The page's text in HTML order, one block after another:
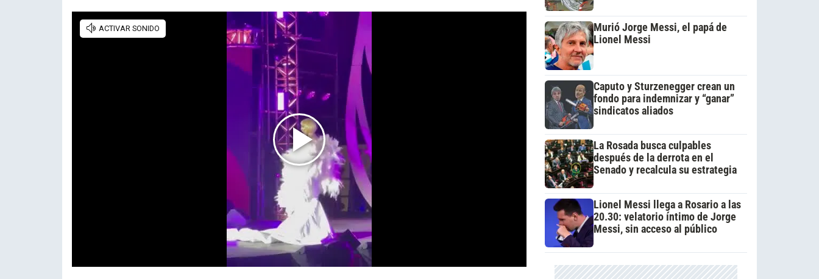
Murió Jorge Messi, el papá de
Lionel Messi
Caputo y Sturzenegger crean un
fondo para indemnizar y “ganar”
sindicatos aliados
La Rosada busca culpables
después de la derrota en el
Senado y recalcula su estrategia
Lionel Messi llega a Rosario a las
20.30: velatorio íntimo de Jorge
Messi, sin acceso al público